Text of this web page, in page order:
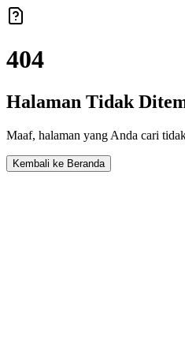
404
Halaman Tidak
Maaf, halaman yang Anda cari
Kembali ke Beranda